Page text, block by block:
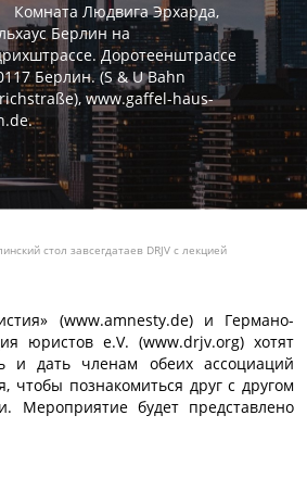
Комната Людвига Эрхарда,
Берлин на
Доротеенштрассе
Берлин. (S & U Bahn
www.gaffel-haus-
стол завсегдатаев DRJV с лекцией
(www.amnesty.de) и Германо-
юристов e.V. (www.drjv.org) хотят
и дать членам обеих ассоциаций
чтобы познакомиться друг с другом
Мероприятие будет представлено